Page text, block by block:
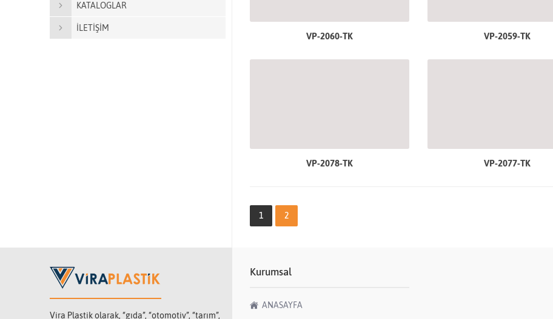
VP-2060-TK VP-2059-TK
VP-2078-TK VP-2077-TK
1 2
KATALOGLAR
İLETİŞİM
Vira Plastik olarak, “gıda”, “otomotiv”, “tarım”,
Kurumsal
ANASAYFA